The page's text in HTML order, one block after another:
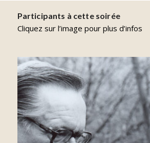
Participants à cette soirée
Cliquez sur l’image pour plus d’infos